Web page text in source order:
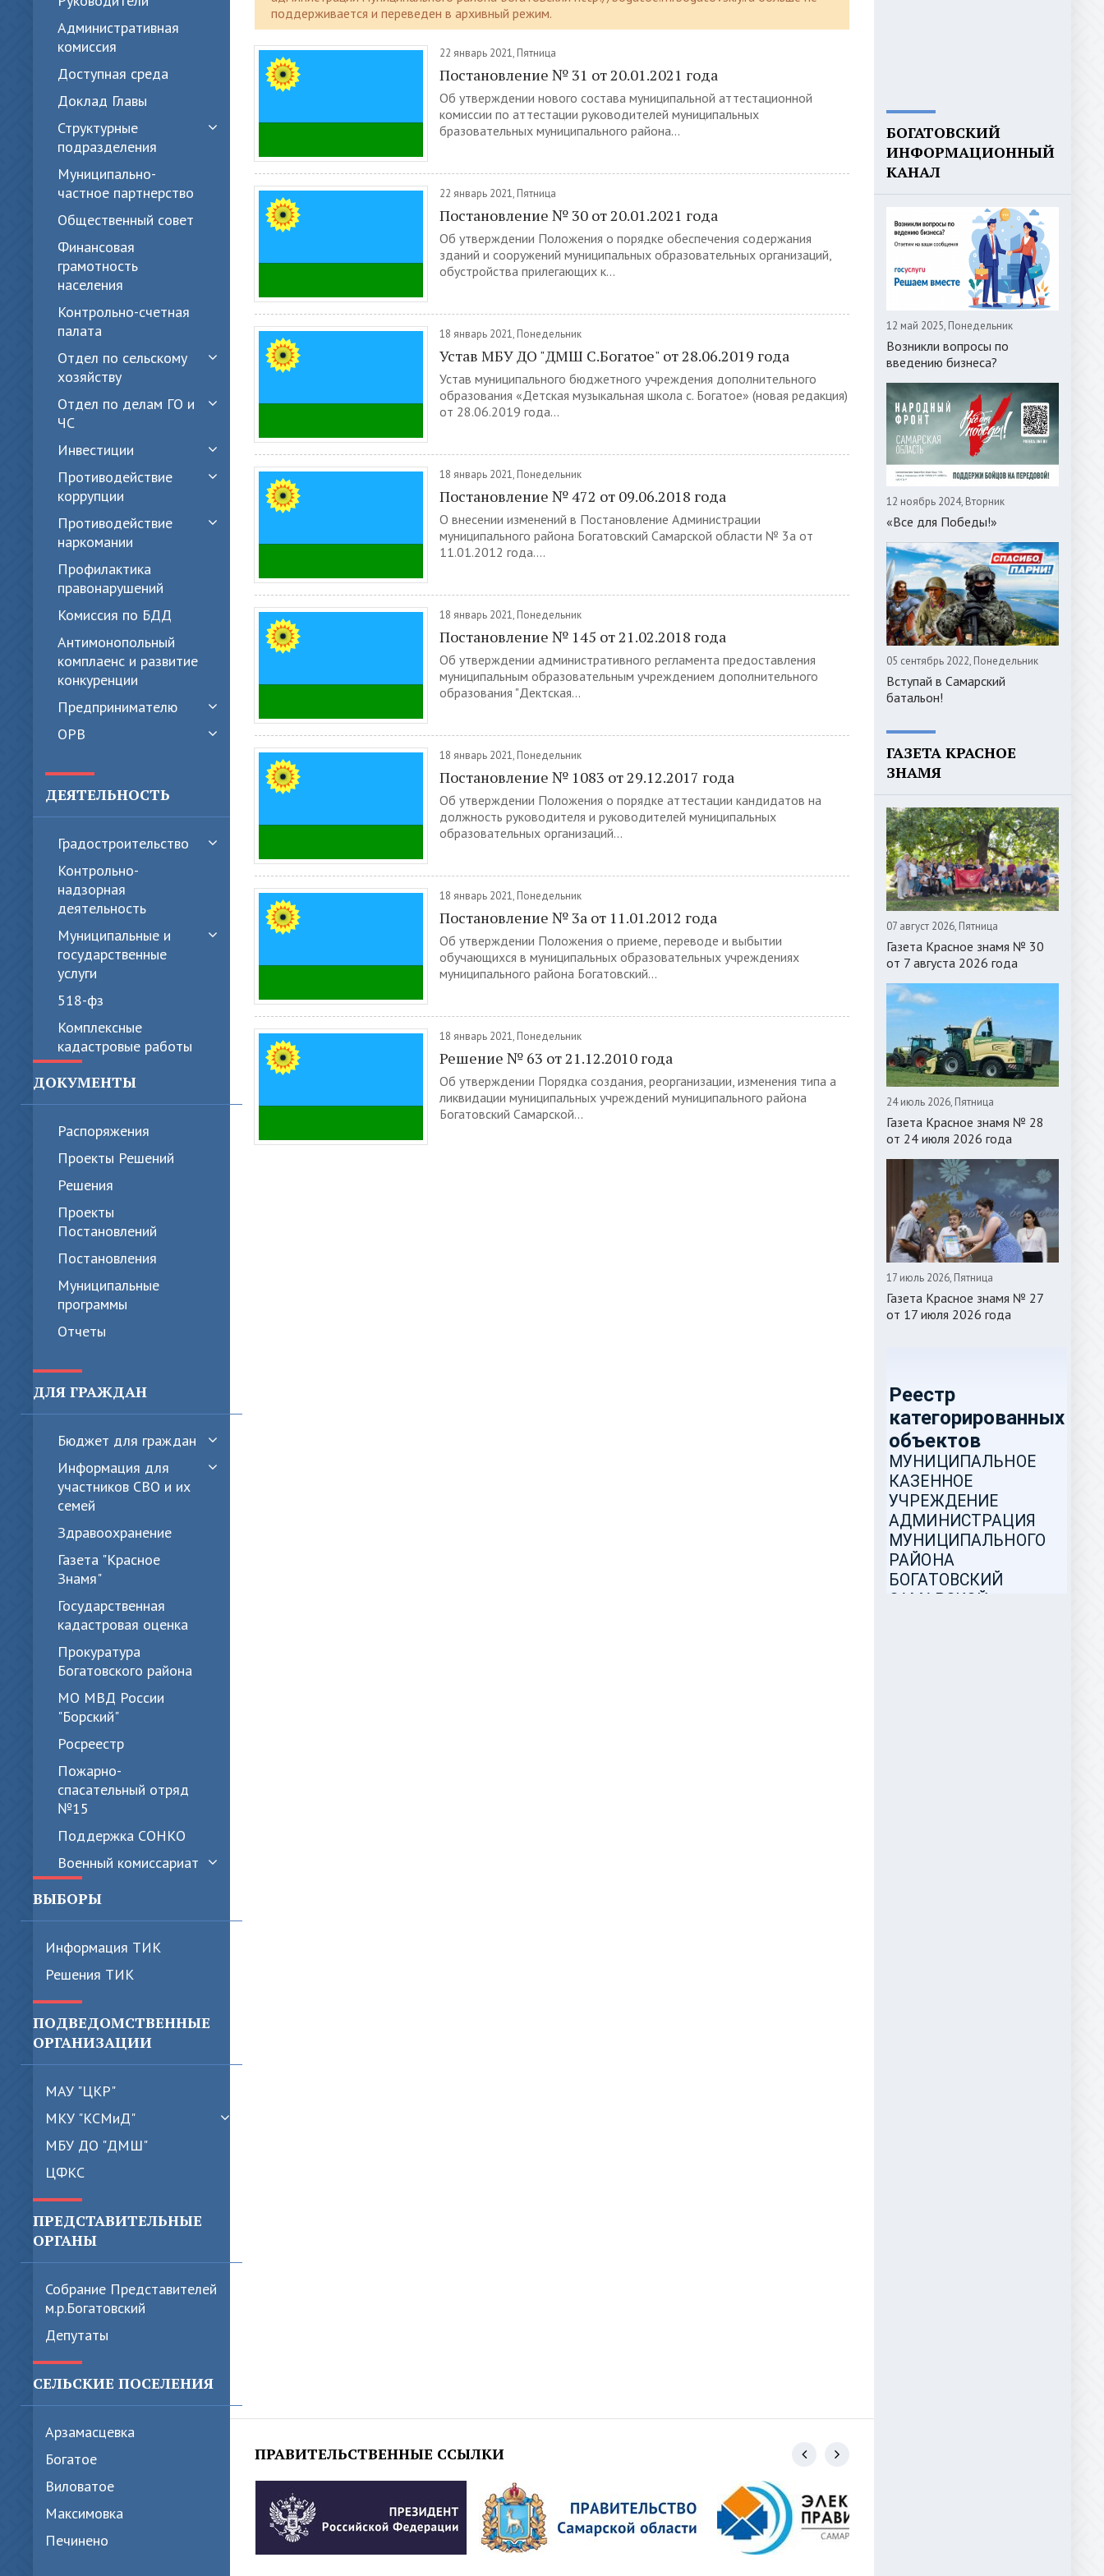
Административная
комиссия
Доступная среда
Доклад Главы
Структурные
подразделения
Муниципально-
частное партнерство
Общественный совет
Финансовая
грамотность
населения
Контрольно-счетная
палата
Отдел по сельскому
хозяйству
Отдел по делам ГО и
ЧС
Инвестиции
Противодействие
коррупции
Противодействие
наркомании
Профилактика
правонарушений
Комиссия по БДД
Антимонопольный
комплаенс и развитие
конкуренции
Предпринимателю
ОРВ
ДЕЯТЕЛЬНОСТЬ
Градостроительство
Контрольно-
надзорная
деятельность
Муниципальные и
государственные
услуги
518-фз
Комплексные
кадастровые работы
ДОКУМЕНТЫ
Распоряжения
Проекты Решений
Решения
Проекты
Постановлений
Постановления
Муниципальные
программы
Отчеты
ДЛЯ ГРАЖДАН
Бюджет для граждан
Информация для
участников СВО и их
семей
Здравоохранение
Газета "Красное
Знамя"
Государственная
кадастровая оценка
Прокуратура
Богатовского района
МО МВД России
"Борский"
Росреестр
Пожарно-
спасательный отряд
№15
Поддержка СОНКО
Военный комиссариат
ВЫБОРЫ
Информация ТИК
Решения ТИК
ПОДВЕДОМСТВЕННЫЕ
ОРГАНИЗАЦИИ
МАУ "ЦКР"
МКУ "КСМиД"
МБУ ДО "ДМШ"
ЦФКС
ПРЕДСТАВИТЕЛЬНЫЕ
ОРГАНЫ
Собрание Представителей
м.р.Богатовский
Депутаты
СЕЛЬСКИЕ ПОСЕЛЕНИЯ
Арзамасцевка
Богатое
Виловатое
Максимовка
Печинено
поддерживается и переведен в архивный режим.
22 январь 2021, Пятница
Постановление № 31 от 20.01.2021 года
Об утверждении нового состава муниципальной аттестационной
комиссии по аттестации руководителей муниципальных
бразовательных муниципального района...
22 январь 2021, Пятница
Постановление № 30 от 20.01.2021 года
Об утверждении Положения о порядке обеспечения содержания
зданий и сооружений муниципальных образовательных организаций,
обустройства прилегающих к...
18 январь 2021, Понедельник
Устав МБУ ДО "ДМШ С.Богатое" от 28.06.2019 года
Устав муниципального бюджетного учреждения дополнительного
образования «Детская музыкальная школа с. Богатое» (новая редакция)
от 28.06.2019 года...
18 январь 2021, Понедельник
Постановление № 472 от 09.06.2018 года
О внесении изменений в Постановление Администрации
муниципального района Богатовский Самарской области № 3а от
11.01.2012 года....
18 январь 2021, Понедельник
Постановление № 145 от 21.02.2018 года
Об утверждении административного регламента предоставления
муниципальным образовательным учреждением дополнительного
образования "Дектская...
18 январь 2021, Понедельник
Постановление № 1083 от 29.12.2017 года
Об утверждении Положения о порядке аттестации кандидатов на
должность руководителя и руководителей муниципальных
образовательных организаций...
18 январь 2021, Понедельник
Постановление № 3а от 11.01.2012 года
Об утверждении Положения о приеме, переводе и выбытии
обучающихся в муниципальных образовательных учреждениях
муниципального района Богатовский...
18 январь 2021, Понедельник
Решение № 63 от 21.12.2010 года
Об утверждении Порядка создания, реорганизации, изменения типа а
ликвидации муниципальных учреждений муниципального района
Богатовский Самарской...
ПРАВИТЕЛЬСТВЕННЫЕ ССЫЛКИ
БОГАТОВСКИЙ
ИНФОРМАЦИОННЫЙ
КАНАЛ
12 май 2025, Понедельник
Возникли вопросы по
введению бизнеса?
12 ноябрь 2024, Вторник
«Все для Победы!»
05 сентябрь 2022, Понедельник
Вступай в Самарский
батальон!
ГАЗЕТА КРАСНОЕ
ЗНАМЯ
07 август 2026, Пятница
Газета Красное знамя № 30
от 7 августа 2026 года
24 июль 2026, Пятница
Газета Красное знамя № 28
от 24 июля 2026 года
17 июль 2026, Пятница
Газета Красное знамя № 27
от 17 июля 2026 года